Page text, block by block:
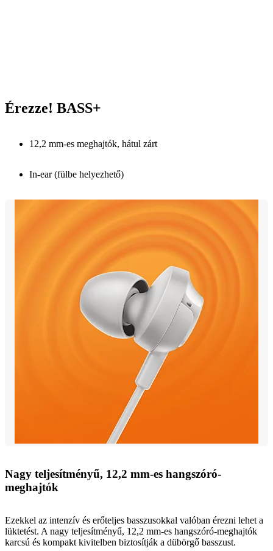
Érezze! BASS+
12,2 mm-es meghajtók, hátul zárt
In-ear (fülbe helyezhető)
Nagy teljesítményű, 12,2 mm-es hangszóró-
meghajtók
Ezekkel az intenzív és erőteljes basszusokkal valóban érezni lehet a
lüktetést. A nagy teljesítményű, 12,2 mm-es hangszóró-meghajtók
karcsú és kompakt kivitelben biztosítják a dübörgő basszust.